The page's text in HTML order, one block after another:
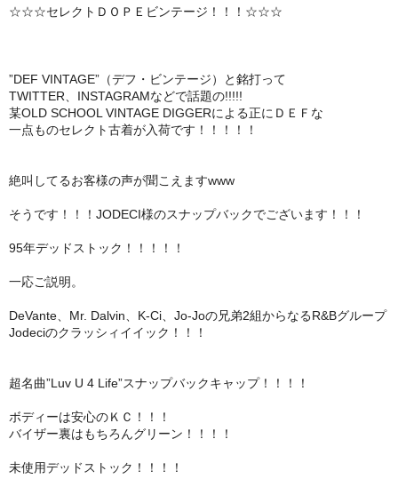
☆☆☆セレクトＤＯＰＥビンテージ！！！☆☆☆
”DEF VINTAGE”（デフ・ビンテージ）と銘打って
TWITTER、INSTAGRAMなどで話題の!!!!!
某OLD SCHOOL VINTAGE DIGGERによる正にＤＥＦな
一点ものセレクト古着が入荷です！！！！！
絶叫してるお客様の声が聞こえますwww
そうです！！！JODECI様のスナップバックでございます！！！
95年デッドストック！！！！！
一応ご説明。
DeVante、Mr. Dalvin、K-Ci、Jo-Joの兄弟2組からなるR&Bグループ
Jodeciのクラッシィイイック！！！
超名曲”Luv U 4 Life”スナップバックキャップ！！！！
ボディーは安心のＫＣ！！！
バイザー裏はもちろんグリーン！！！！
未使用デッドストック！！！！